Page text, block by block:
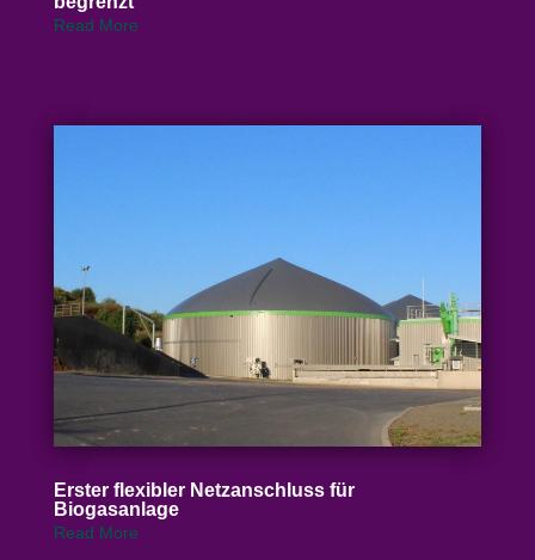
Read More
Erster flexibler Netz­an­schluss für
Biogasanlage
Read More